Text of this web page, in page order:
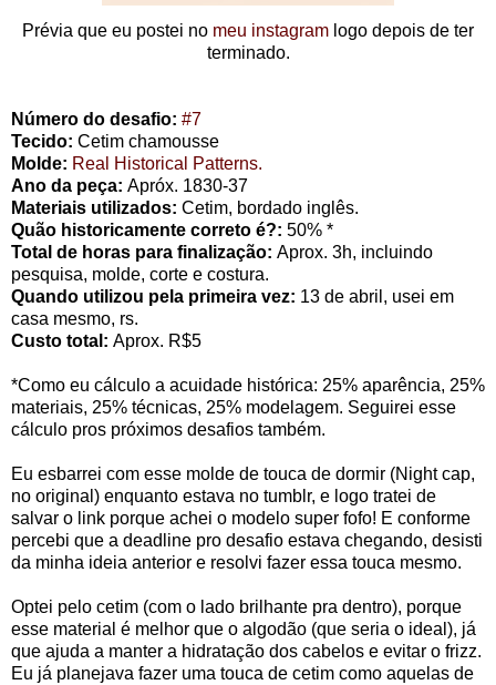
Prévia que eu postei no meu instagram logo depois de ter
terminado.
Número do desafio: #7
Tecido: Cetim chamousse
Molde: Real Historical Patterns.
Ano da peça: Apróx. 1830-37
Materiais utilizados: Cetim, bordado inglês.
Quão historicamente correto é?: 50% *
Total de horas para finalização: Aprox. 3h, incluindo
pesquisa, molde, corte e costura.
Quando utilizou pela primeira vez: 13 de abril, usei em
casa mesmo, rs.
Custo total: Aprox. R$5
*Como eu cálculo a acuidade histórica: 25% aparência, 25%
materiais, 25% técnicas, 25% modelagem. Seguirei esse
cálculo pros próximos desafios também.
Eu esbarrei com esse molde de touca de dormir (Night cap,
no original) enquanto estava no tumblr, e logo tratei de
salvar o link porque achei o modelo super fofo! E conforme
percebi que a deadline pro desafio estava chegando, desisti
da minha ideia anterior e resolvi fazer essa touca mesmo.
Optei pelo cetim (com o lado brilhante pra dentro), porque
esse material é melhor que o algodão (que seria o ideal), já
que ajuda a manter a hidratação dos cabelos e evitar o frizz.
Eu já planejava fazer uma touca de cetim como aquelas de